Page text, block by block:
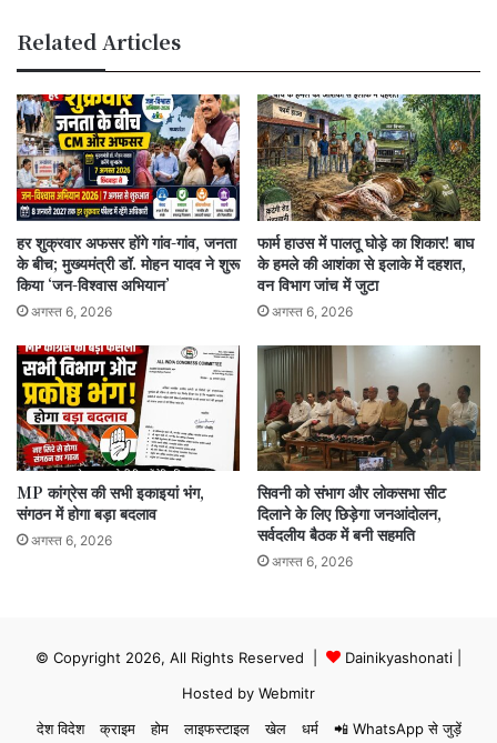
जानकारी
Related Articles
हर शुक्रवार अफसर होंगे गांव-गांव, जनता
के बीच; मुख्यमंत्री डॉ. मोहन यादव ने शुरू
किया ‘जन-विश्वास अभियान’
अगस्त 6, 2026
फार्म हाउस में पालतू घोड़े का शिकार! बाघ
के हमले की आशंका से इलाके में दहशत,
वन विभाग जांच में जुटा
अगस्त 6, 2026
MP कांग्रेस की सभी इकाइयां भंग,
संगठन में होगा बड़ा बदलाव
अगस्त 6, 2026
सिवनी को संभाग और लोकसभा सीट
दिलाने के लिए छिड़ेगा जनआंदोलन,
सर्वदलीय बैठक में बनी सहमति
अगस्त 6, 2026
© Copyright 2026, All Rights Reserved | Dainikyashonati
Hosted by Webmitr
देश विदेश
क्राइम होम लाइफस्टाइल खेल धर्म 📲 WhatsApp से जुड़ें